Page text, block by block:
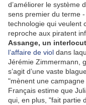
d’améliorer le système
sens premier du terme
technologie qui veulent
reproche aux piratent
Assange, un
l’affaire de viol dans
Jérémie Zimmermann,
s’agit d’une vaste
"mènent une
Français estime que
qui, en plus, "fait partie